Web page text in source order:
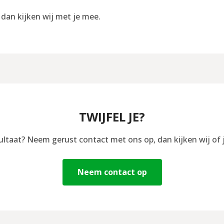
kijken wij met je mee.
TWIJFEL JE?
Neem gerust contact met ons op, dan kijken wij
Neem contact op